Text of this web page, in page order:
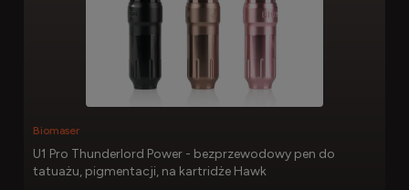
U1 Pro Thunderlord Power - bezprzewodowy pen do
tatuażu, pigmentacji, na kartridże Hawk
Biomaser